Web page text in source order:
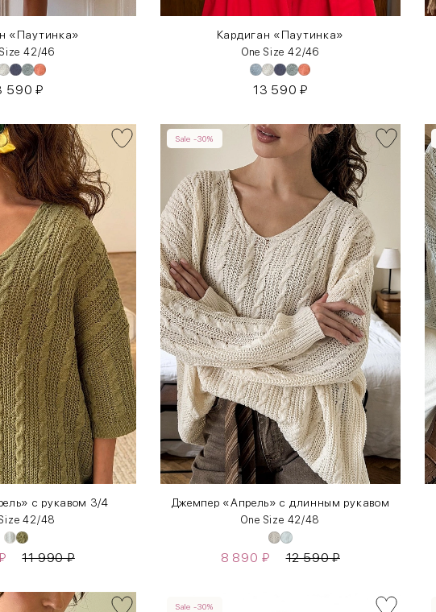
«Паутинка»
42/46
590₽
Кардиган «Паутинка»
One Size 42/46
13 590₽
с рукавом 3/4
42/48
11 990₽
Sale -30%
Джемпер «Апрель» c длинным рукавом
One Size 42/48
8 890 ₽ 12 590₽
Sale -30%